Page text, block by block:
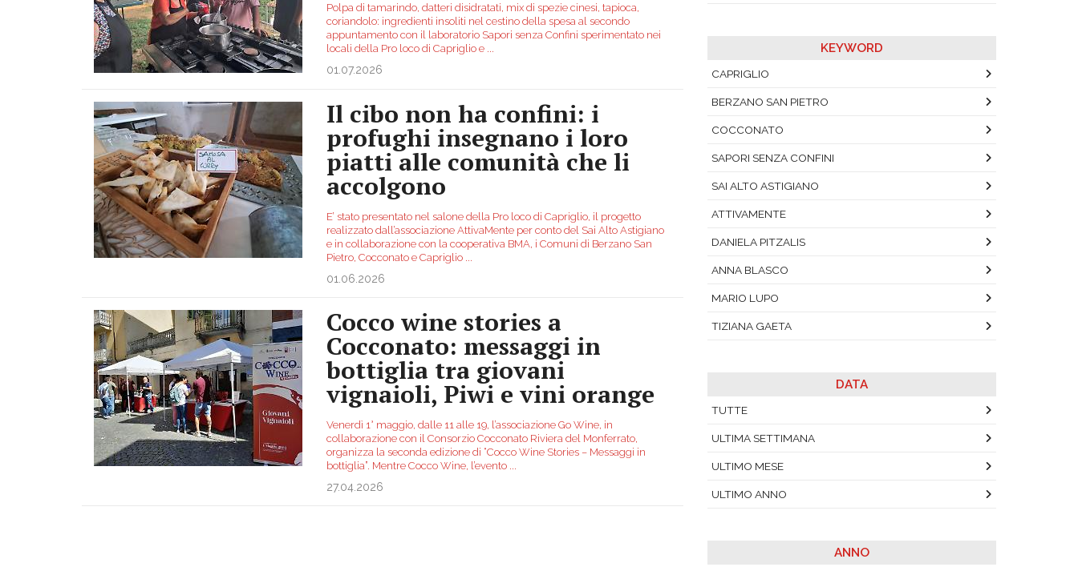
Polpa di tamarindo, datteri disidratati, mix di spezie cinesi, tapioca,
coriandolo: ingredienti insoliti nel cestino della spesa al secondo
appuntamento con il laboratorio Sapori senza Confini sperimentato nei
locali della Pro loco di Capriglio e
01.07.2026
Il cibo non ha confini: i
profughi insegnano i loro
piatti alle comunità che li
accolgono
E’ stato presentato nel salone della Pro loco di Capriglio, il progetto
realizzato dall’associazione AttivaMente per conto del Sai Alto Astigiano
e in collaborazione con la cooperativa BMA, i Comuni di Berzano San
Pietro, Cocconato e Capriglio
01.06.2026
Cocco wine stories a
Cocconato: messaggi in
bottiglia tra giovani
vignaioli, Piwi e vini orange
Venerdì 1° maggio, dalle 11 alle 19, l’associazione Go Wine, in
collaborazione con il Consorzio Cocconato Riviera del Monferrato,
organizza la seconda edizione di “Cocco Wine Stories – Messaggi in
bottiglia”. Mentre Cocco Wine, l’evento
27.04.2026
KEYWORD
CAPRIGLIO
BERZANO SAN PIETRO
COCCONATO
SAPORI SENZA CONFINI
SAI ALTO ASTIGIANO
ATTIVAMENTE
DANIELA PITZALIS
ANNA BLASCO
MARIO LUPO
TIZIANA GAETA
DATA
TUTTE
ULTIMA SETTIMANA
ULTIMO MESE
ULTIMO ANNO
ANNO